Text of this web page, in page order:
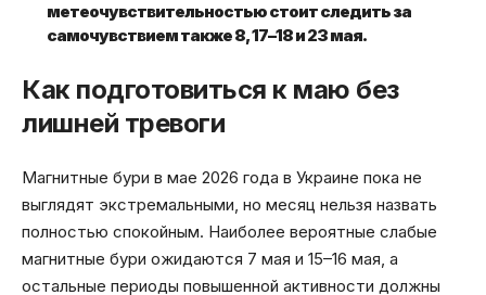
метеочувствительностью стоит следить за
самочувствием также 8, 17–18 и 23 мая.
Как подготовиться к маю без
лишней тревоги
Магнитные бури в мае 2026 года в Украине пока не
выглядят экстремальными, но месяц нельзя назвать
полностью спокойным. Наиболее вероятные слабые
магнитные бури ожидаются 7 мая и 15–16 мая, а
остальные периоды повышенной активности должны